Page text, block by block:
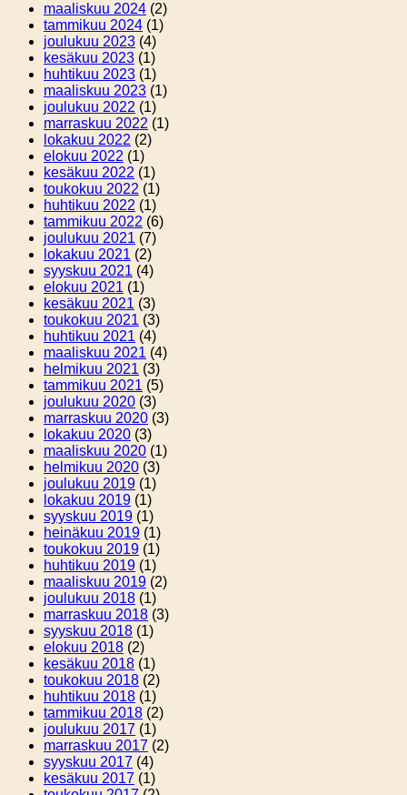
maaliskuu 2024 (2)
tammikuu 2024 (1)
joulukuu 2023 (4)
kesäkuu 2023 (1)
huhtikuu 2023 (1)
maaliskuu 2023 (1)
joulukuu 2022 (1)
marraskuu 2022 (1)
lokakuu 2022 (2)
elokuu 2022 (1)
kesäkuu 2022 (1)
toukokuu 2022 (1)
huhtikuu 2022 (1)
tammikuu 2022 (6)
joulukuu 2021 (7)
lokakuu 2021 (2)
syyskuu 2021 (4)
elokuu 2021 (1)
kesäkuu 2021 (3)
toukokuu 2021 (3)
huhtikuu 2021 (4)
maaliskuu 2021 (4)
helmikuu 2021 (3)
tammikuu 2021 (5)
joulukuu 2020 (3)
marraskuu 2020 (3)
lokakuu 2020 (3)
maaliskuu 2020 (1)
helmikuu 2020 (3)
joulukuu 2019 (1)
lokakuu 2019 (1)
syyskuu 2019 (1)
heinäkuu 2019 (1)
toukokuu 2019 (1)
huhtikuu 2019 (1)
maaliskuu 2019 (2)
joulukuu 2018 (1)
marraskuu 2018 (3)
syyskuu 2018 (1)
elokuu 2018 (2)
kesäkuu 2018 (1)
toukokuu 2018 (2)
huhtikuu 2018 (1)
tammikuu 2018 (2)
joulukuu 2017 (1)
marraskuu 2017 (2)
syyskuu 2017 (4)
kesäkuu 2017 (1)